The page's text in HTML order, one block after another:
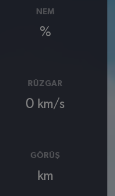
NEM
%
RÜZGAR
0 km/s
GÖRÜŞ
km